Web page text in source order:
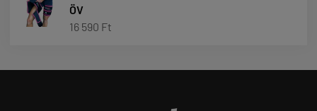
ÖV
16 590 Ft